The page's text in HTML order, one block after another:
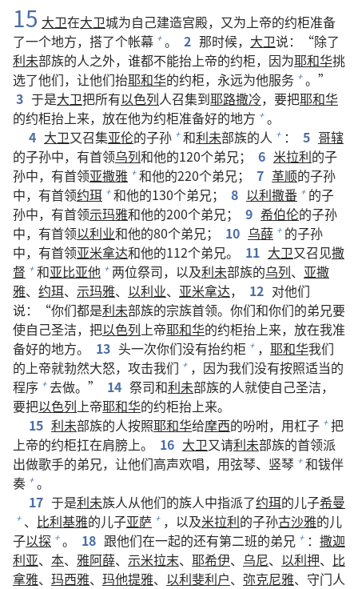
15 大卫在大卫城为自己建造宫殿，又为上帝的约柜准备
了一个地方，搭了个帐幕 + 。 2 那时候， 大卫说：“除了
利未部族的人之外，谁都不能抬上帝的约柜，因为耶和华挑
选了他们，让他们抬耶和华的约柜，永远为他服务 + 。”
3 于是大卫把所有以色列人召集到耶路撒冷，要把耶和华
的约柜抬上来，放在他为约柜准备好的地方 + 。
4 大卫又召集亚伦的子孙 + 和利未部族的人 + ： 5 哥辖
的子孙中，有首领乌列和他的120个弟兄； 6 米拉利的子
孙中，有首领亚撒雅 + 和他的220个弟兄； 7 革顺的子孙
中，有首领约珥 + 和他的130个弟兄； 8 以利撒番 + 的子
孙中，有首领示玛雅和他的200个弟兄； 9 希伯伦的子孙
中，有首领以利业和他的80个弟兄； 10 乌薛 + 的子孙
中，有首领亚米拿达和他的112个弟兄。 11 大卫又召见撒
督 + 和亚比亚他 + 两位祭司，以及利未部族的乌列、 亚撒
雅、 约珥、 示玛雅、 以利业、 亚米拿达， 12 对他们
说：“你们都是利未部族的宗族首领。你们和你们的弟兄要
使自己圣洁，把以色列上帝耶和华的约柜抬上来，放在我准
备好的地方。
13 头一次你们没有抬约柜 + ， 耶和华我们
的上帝就勃然大怒，攻击我们 + ，因为我们没有按照适当的
程序 + 去做。” 14 祭司和利未部族的人就使自己圣洁，
要把以色列上帝耶和华的约柜抬上来。
15 利未部族的人按照耶和华给摩西的吩咐，用杠子 + 把
上帝的约柜扛在肩膀上。
16 大卫又请利未部族的首领派
出做歌手的弟兄，让他们高声欢唱，用弦琴、竖琴 + 和钹伴
奏 + 。
17 于是利未族人从他们的族人中指派了约珥的儿子希曼
+ 、 比利基雅的儿子亚萨 + ，以及米拉利的子孙古沙雅的儿
子以探 + 。 18 跟他们在一起的还有第二班的弟兄 + ： 撒迦
利亚、 本、 雅阿薛、 示米拉末、 耶希伊、 乌尼、 以利押、 比
拿雅、 玛西雅、 玛他提雅、 以利斐利户、 弥克尼雅、守门人